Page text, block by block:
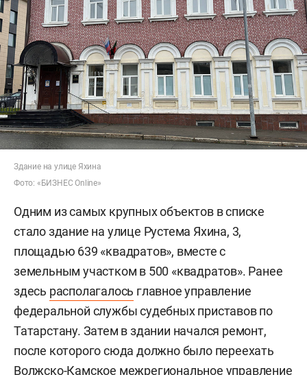
Здание на улице Яхина
Фото: «БИЗНЕС Online»
Одним из самых крупных объектов в списке
стало здание на улице Рустема Яхина, 3,
площадью 639 «квадратов», вместе с
земельным участком в 500 «квадратов». Ранее
здесь располагалось главное управление
федеральной службы судебных приставов по
Татарстану. Затем в здании начался ремонт,
после которого сюда должно было переехать
Волжско-Камское межрегиональное управление